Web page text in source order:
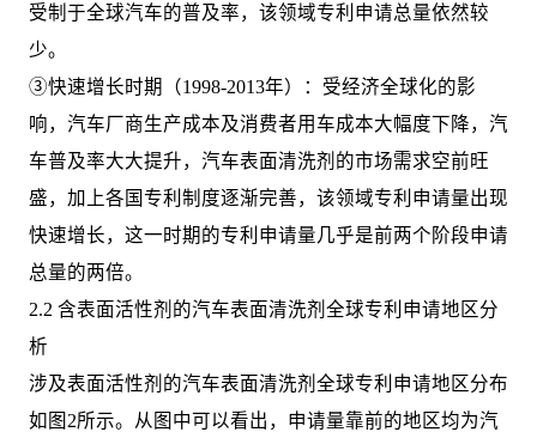
受制于全球汽车的普及率，该领域专利申请总量依然较
少。
③快速增长时期（1998-2013年）：受经济全球化的影
响，汽车厂商生产成本及消费者用车成本大幅度下降，汽
车普及率大大提升，汽车表面清洗剂的市场需求空前旺
盛，加上各国专利制度逐渐完善，该领域专利申请量出现
快速增长，这一时期的专利申请量几乎是前两个阶段申请
总量的两倍。
2.2 含表面活性剂的汽车表面清洗剂全球专利申请地区分
析
涉及表面活性剂的汽车表面清洗剂全球专利申请地区分布
如图2所示。从图中可以看出，申请量靠前的地区均为汽